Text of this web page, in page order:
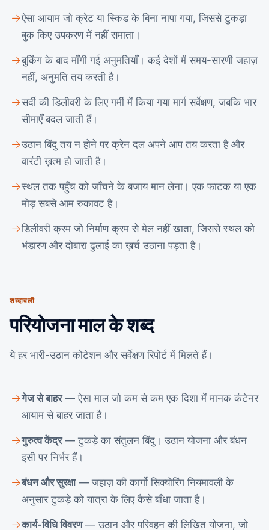
ऐसा आयाम जो क्रेट या स्किड के बिना नापा गया, जिससे टुकड़ा
बुक किए उपकरण में नहीं समाता।
बुकिंग के बाद माँगी गई अनुमतियाँ। कई देशों में समय-सारणी जहाज़
नहीं, अनुमति तय करती है।
सर्दी की डिलीवरी के लिए गर्मी में किया गया मार्ग सर्वेक्षण, जबकि भार
सीमाएँ बदल जाती हैं।
उठान बिंदु तय न होने पर क्रेन दल अपने आप तय करता है और
वारंटी ख़त्म हो जाती है।
स्थल तक पहुँच को जाँचने के बजाय मान लेना। एक फाटक या एक
मोड़ सबसे आम रुकावट है।
डिलीवरी क्रम जो निर्माण क्रम से मेल नहीं खाता, जिससे स्थल को
भंडारण और दोबारा ढुलाई का ख़र्च उठाना पड़ता है।
शब्दावली
परियोजना माल के शब्द
ये हर भारी-उठान कोटेशन और सर्वेक्षण रिपोर्ट में मिलते हैं।
गेज से बाहर— ऐसा माल जो कम से कम एक दिशा में मानक कंटेनर
आयाम से बाहर जाता है।
गुरुत्व केंद्र— टुकड़े का संतुलन बिंदु। उठान योजना और बंधन
इसी पर निर्भर हैं।
बंधन और सुरक्षा— जहाज़ की कार्गो सिक्योरिंग नियमावली के
अनुसार टुकड़े को यात्रा के लिए कैसे बाँधा जाता है।
कार्य-विधि विवरण— उठान और परिवहन की लिखित योजना, जो